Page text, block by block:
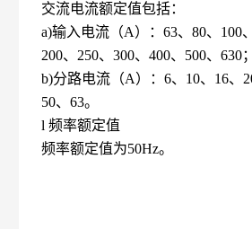
交流电流额定值包括：
a)输入电流（A）：63、80、100
200、250、300、400、500、630；
b)分路电流（A）：6、10、16、
50、63。
l 频率额定值
频率额定值为50Hz。